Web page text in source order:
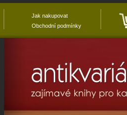
Jak nakupovat
Obchodní podmínky